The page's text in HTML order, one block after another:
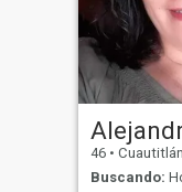
46 • Cuautitlán
Buscando: